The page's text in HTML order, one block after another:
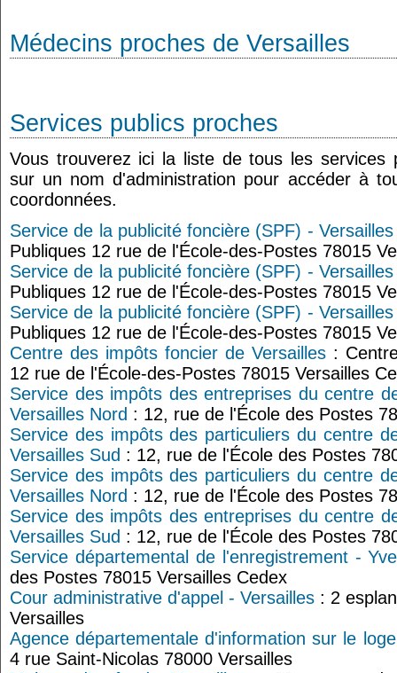
Médecins proches de Versailles
Services publics proches
Vous trouverez ici la liste de tous les services
sur un nom d'administration pour accéder à
coordonnées.
Service de la publicité foncière (SPF) -
Publiques 12 rue de l'École-des-Postes 78015
Service de la publicité foncière (SPF) -
Publiques 12 rue de l'École-des-Postes 78015
Service de la publicité foncière (SPF) -
Publiques 12 rue de l'École-des-Postes 78015
Centre des impôts foncier de Versailles :
12 rue de l'École-des-Postes 78015 Versailles
Service des impôts des entreprises du centre
Versailles Nord : 12, rue de l'École des Postes
Service des impôts des particuliers du centre
Versailles Sud : 12, rue de l'École des Postes
Service des impôts des particuliers du centre
Versailles Nord : 12, rue de l'École des Postes
Service des impôts des entreprises du centre
Versailles Sud : 12, rue de l'École des Postes
Service départemental de l'enregistrement -
des Postes 78015 Versailles Cedex
Cour administrative d'appel - Versailles : 2
Versailles
Agence départementale d'information sur le
4 rue Saint-Nicolas 78000 Versailles